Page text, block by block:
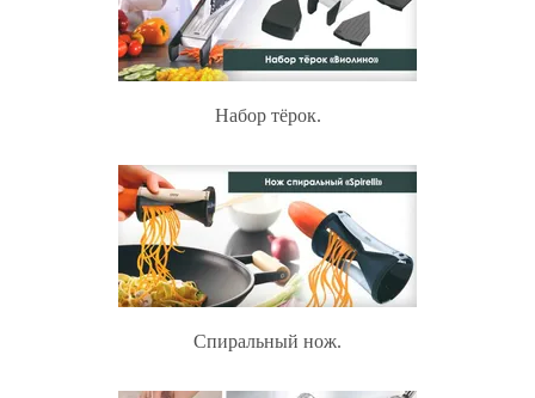
Набор тёрок.
Спиральный нож.